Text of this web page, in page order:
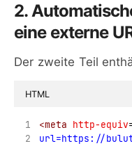
2.
eine externe
Der zweite Teil
HTML
<meta http-equiv
url=https://